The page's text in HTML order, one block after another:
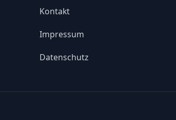
Kontakt
Impressum
Datenschutz